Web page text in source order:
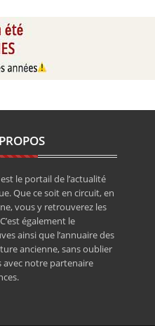
le portail de l’actualité
Que ce soit en circuit, en
vous y retrouverez les
également le
ainsi que l’annuaire des
ancienne, sans oublier
avec notre partenaire